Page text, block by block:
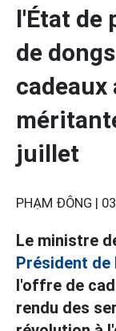
l'État de
de
cadeaux
juillet
PHẠM ĐÔNG |
Le ministre
Président de
l'offre de
rendu des